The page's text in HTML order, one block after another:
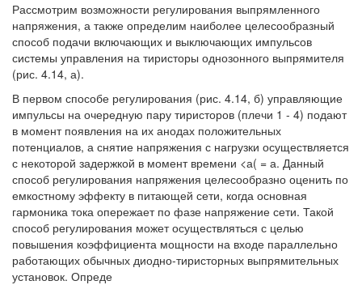
Рассмотрим возможности регулирования выпрямленного
напряжения, а также определим наиболее целесообразный
способ подачи включающих и выключающих импульсов
системы управления на тиристоры однозонного выпрямителя
(рис. 4.14, а).
В первом способе регулирования (рис. 4.14, б) управляющие
импульсы на очередную пару тиристоров (плечи 1 - 4) подают
в момент появления на их анодах положительных
потенциалов, а снятие напряжения с нагрузки осуществляется
с некоторой задержкой в момент времени <а( = а. Данный
способ регулирования напряжения целесообразно оценить по
емкостному эффекту в питающей сети, когда основная
гармоника тока опережает по фазе напряжение сети. Такой
способ регулирования может осуществляться с целью
повышения коэффициента мощности на входе параллельно
работающих обычных диодно-тиристорных выпрямительных
установок. Опреде